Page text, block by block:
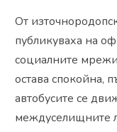
От
публикуваха на
социалните
остава спокойна,
автобусите се
междуселищните